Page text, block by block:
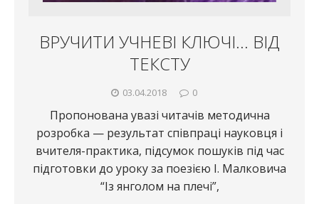
ВРУЧИТИ УЧНЕВІ КЛЮЧІ… ВІД
ТЕКСТУ
03.04.2018 0
Пропонована увазі читачів методична
розробка — результат співпраці науковця і
вчителя-практика, підсумок пошуків під час
підготовки до уроку за поезією І. Малковича
“Із янголом на плечі”,